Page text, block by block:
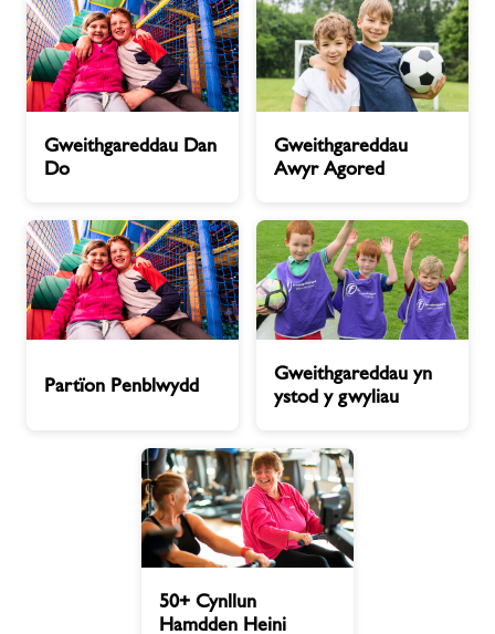
Dan
Do
Gweithgareddau Dan
Do
Awyr
Agored
Gweithgareddau
Awyr Agored
Penblwydd
Partïon Penblwydd
ystod
gwyliau
Gweithgareddau yn
ystod y gwyliau
Cynllun
50+ Cynllun
Hamdden Heini